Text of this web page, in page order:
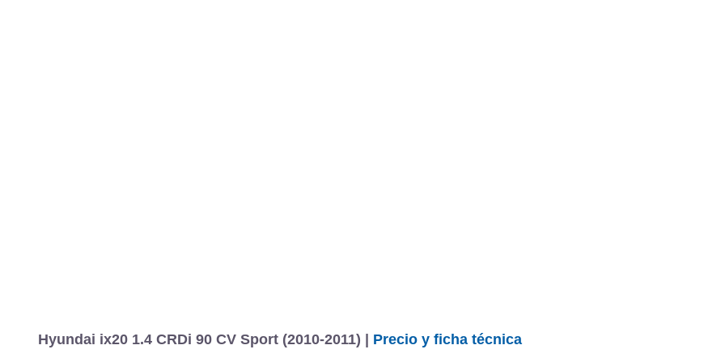
Hyundai ix20 1.4 CRDi 90 CV Sport (2010-2011) | Precio y ficha técnica